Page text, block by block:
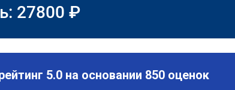
27800 ₽
5.0 на основании 850 оценок